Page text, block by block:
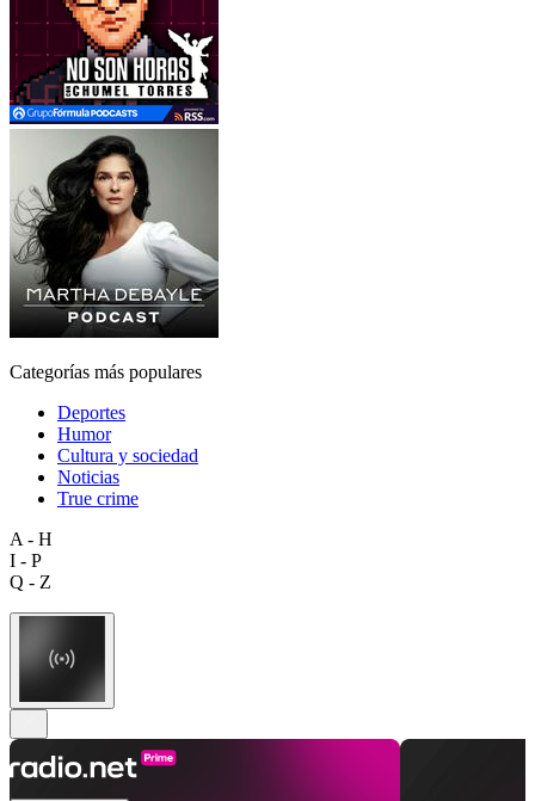
Categorías más populares
Deportes
Humor
Cultura y sociedad
Noticias
True crime
A - H
I - P
Q - Z